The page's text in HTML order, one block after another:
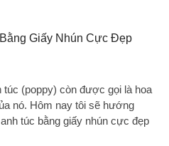
Giấy Nhún Cực Đẹp
túc (poppy) còn được gọi là hoa
nó. Hôm nay tôi sẽ hướng
túc bằng giấy nhún cực đẹp